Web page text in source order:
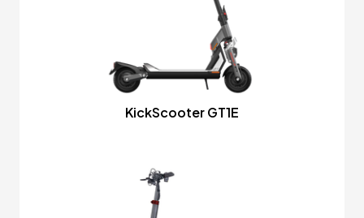
KickScooter GT1E